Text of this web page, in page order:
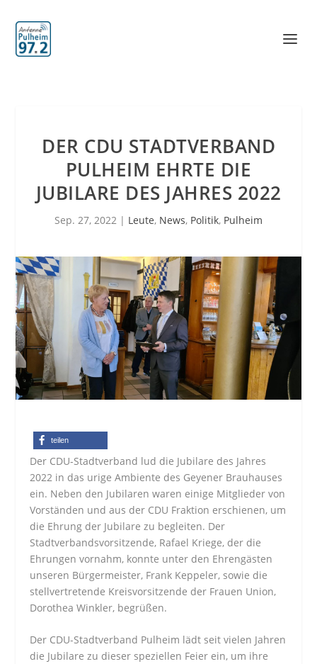
DER CDU STADTVERBAND
PULHEIM EHRTE DIE
JUBILARE DES JAHRES 2022
Sep. 27, 2022 | Leute, News, Politik, Pulheim
teilen
Der CDU-Stadtverband lud die Jubilare des Jahres
2022 in das urige Ambiente des Geyener Brauhauses
ein. Neben den Jubilaren waren einige Mitglieder von
Vorständen und aus der CDU Fraktion erschienen, um
die Ehrung der Jubilare zu begleiten. Der
Stadtverbandsvorsitzende, Rafael Kriege, der die
Ehrungen vornahm, konnte unter den Ehrengästen
unseren Bürgermeister, Frank Keppeler, sowie die
stellvertretende Kreisvorsitzende der Frauen Union,
Dorothea Winkler, begrüßen.
Der CDU-Stadtverband Pulheim lädt seit vielen Jahren
die Jubilare zu dieser speziellen Feier ein, um ihre